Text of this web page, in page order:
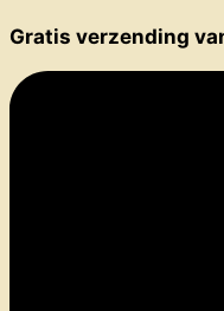
Gratis verzending